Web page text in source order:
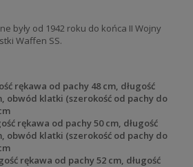
były od 1942 roku do końca II Wojny
Waffen SS.
rękawa od pachy 48 cm, długość
obwód klatki (szerokość od pachy do
rękawa od pachy 50 cm, długość
obwód klatki (szerokość od pachy do
rękawa od pachy 52 cm, długość